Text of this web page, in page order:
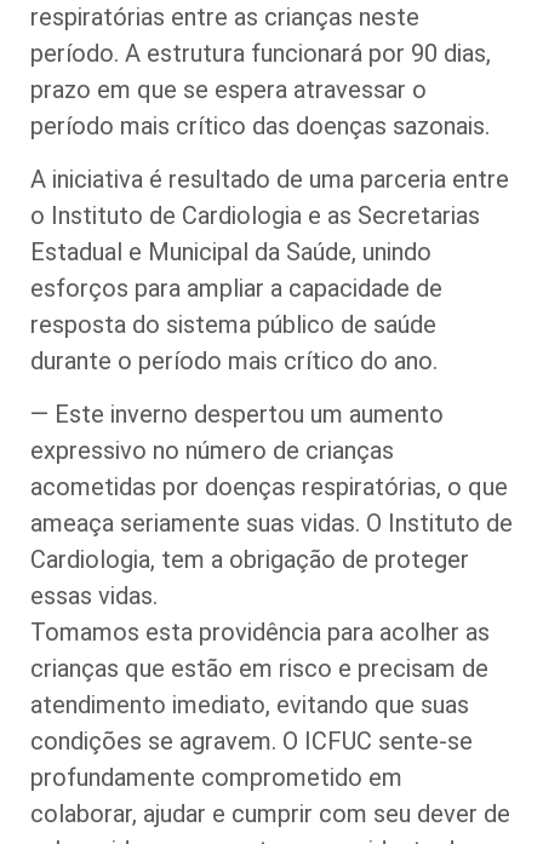
respiratórias entre as crianças neste
período. A estrutura funcionará por 90 dias,
prazo em que se espera atravessar o
período mais crítico das doenças sazonais.
A iniciativa é resultado de uma parceria entre
o Instituto de Cardiologia e as Secretarias
Estadual e Municipal da Saúde, unindo
esforços para ampliar a capacidade de
resposta do sistema público de saúde
durante o período mais crítico do ano.
— Este inverno despertou um aumento
expressivo no número de crianças
acometidas por doenças respiratórias, o que
ameaça seriamente suas vidas. O Instituto de
Cardiologia, tem a obrigação de proteger
essas vidas.
Tomamos esta providência para acolher as
crianças que estão em risco e precisam de
atendimento imediato, evitando que suas
condições se agravem. O ICFUC sente-se
profundamente comprometido em
colaborar, ajudar e cumprir com seu dever de